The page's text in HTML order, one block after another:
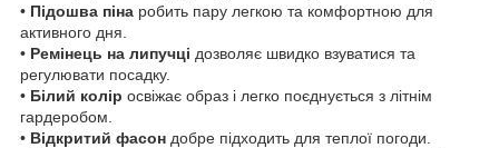
• Підошва піна робить пару легкою та комфортною для
активного дня.
• Ремінець на липучці дозволяє швидко взуватися та
регулювати посадку.
• Білий колір освіжає образ і легко поєднується з літнім
гардеробом.
• Відкритий фасон добре підходить для теплої погоди.